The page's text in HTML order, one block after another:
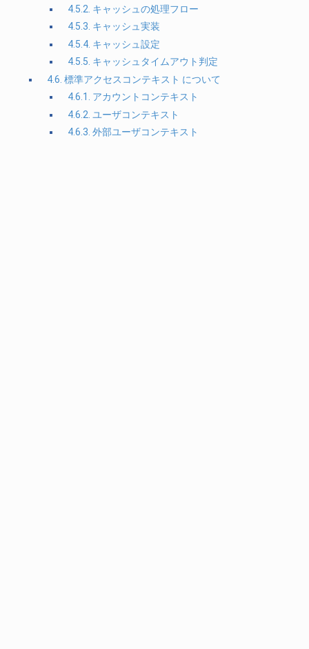
4.5.2. キャッシュの処理フロー
4.5.3. キャッシュ実装
4.5.4. キャッシュ設定
4.5.5. キャッシュタイムアウト判定
4.6. 標準アクセスコンテキスト について
4.6.1. アカウントコンテキスト
4.6.2. ユーザコンテキスト
4.6.3. 外部ユーザコンテキスト